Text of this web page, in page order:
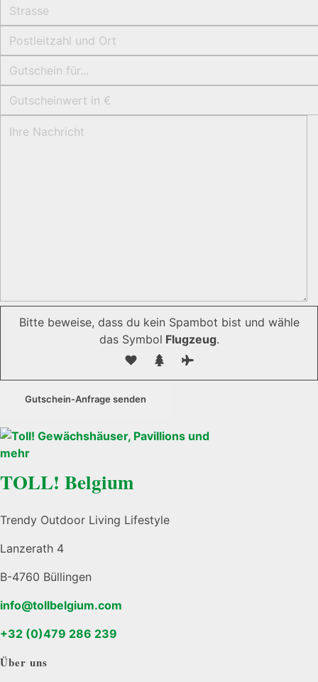
Bitte beweise, dass du kein Spambot bist und wähle
das Symbol Flugzeug.
TOLL! Belgium
Trendy Outdoor Living Lifestyle
Lanzerath 4
B-4760 Büllingen
info@tollbelgium.com
+32 (0)479 286 239
Über uns